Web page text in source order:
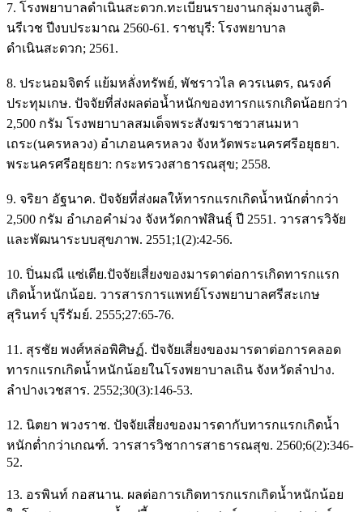
7. โรงพยาบาลดำเนินสะดวก.ทะเบียนรายงานกลุ่มงานสูติ-
นรีเวช ปีงบประมาณ 2560-61. ราชบุรี: โรงพยาบาล
ดำเนินสะดวก; 2561.
8. ประนอมจิตร์ แย้มหลั่งทรัพย์, พัชราวไล ควรเนตร, ณรงค์
ประทุมเกษ. ปัจจัยที่ส่งผลต่อน้ำหนักของทารกแรกเกิดน้อยกว่า
2,500 กรัม โรงพยาบาลสมเด็จพระสังฆราชวาสนมหา
เถระ(นครหลวง) อำเภอนครหลวง จังหวัดพระนครศรีอยุธยา.
พระนครศรีอยุธยา: กระทรวงสาธารณสุข; 2558.
9. จริยา อัฐนาค. ปัจจัยที่ส่งผลให้ทารกแรกเกิดน้ำหนักต่ำกว่า
2,500 กรัม อำเภอคำม่วง จังหวัดกาฬสินธุ์ ปี 2551. วารสารวิจัย
และพัฒนาระบบสุขภาพ. 2551;1(2):42-56.
10. ปิ่นมณี แซ่เตีย.ปัจจัยเสี่ยงของมารดาต่อการเกิดทารกแรก
เกิดน้ำหนักน้อย. วารสารการแพทย์โรงพยาบาลศรีสะเกษ
สุรินทร์ บุรีรัมย์. 2555;27:65-76.
11. สุรชัย พงศ์หล่อพิศิษฏ์. ปัจจัยเสี่ยงของมารดาต่อการคลอด
ทารกแรกเกิดน้ำหนักน้อยในโรงพยาบาลเถิน จังหวัดลำปาง.
ลำปางเวชสาร. 2552;30(3):146-53.
12. นิตยา พวงราช. ปัจจัยเสี่ยงของมารดากับทารกแรกเกิดน้ำ
หนักต่ำกว่าเกณฑ์. วารสารวิชาการสาธารณสุข. 2560;6(2):346-
52.
13. อรพินท์ กอสนาน. ผลต่อการเกิดทารกแรกเกิดน้ำหนักน้อย